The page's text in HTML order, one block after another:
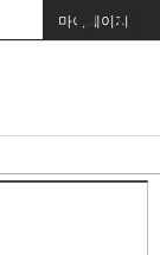
마이페이지